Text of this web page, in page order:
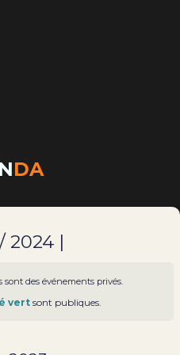
DA
2024 |
sont des événements privés.
vertsont publiques.